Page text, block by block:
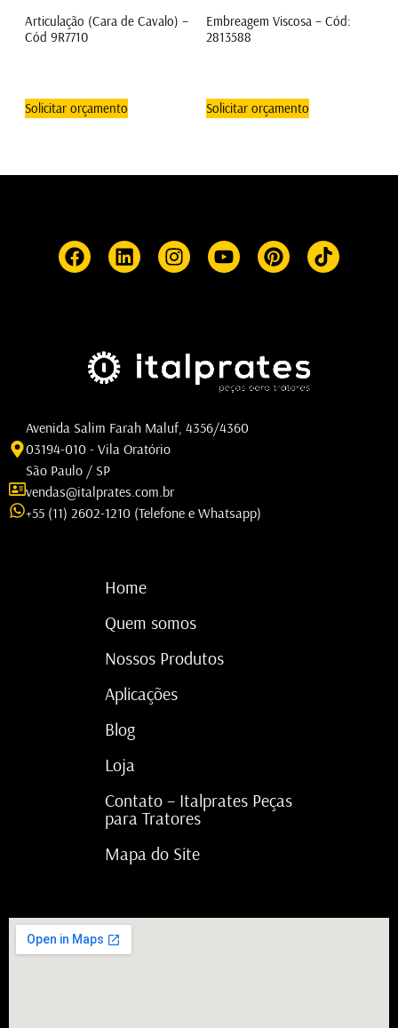
Articulação (Cara de Cavalo) –
Cód 9R7710
Solicitar orçamento
Embreagem Viscosa – Cód:
2813588
Solicitar orçamento
Avenida Salim Farah Maluf, 4356/4360
03194-010 - Vila Oratório
São Paulo / SP
vendas@italprates.com.br
+55 (11) 2602-1210 (Telefone e Whatsapp)
Home
Quem somos
Nossos Produtos
Aplicações
Blog
Loja
Contato – Italprates Peças
para Tratores
Mapa do Site